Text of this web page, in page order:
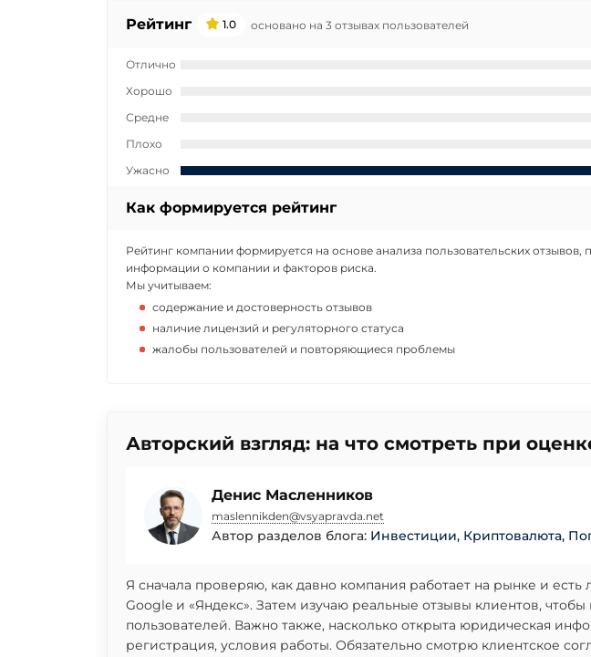
Рейтинг 1.0 основано на 3 отзывах пользователей
Отлично
Хорошо
Средне
Плохо
Ужасно
Как формируется рейтинг
Рейтинг компании формируется на основе анализа пользовательских отзывов,
информации о компании и факторов риска.
Мы учитываем:
содержание и достоверность отзывов
наличие лицензий и регуляторного статуса
жалобы пользователей и повторяющиеся проблемы
Авторский взгляд: на что смотреть при
Денис Масленников
maslennikden@vsyapravda.net
Автор разделов блога: Инвестиции, Криптовалюта,
Я сначала проверяю, как давно компания работает на рынке и
Google и «Яндекс». Затем изучаю реальные отзывы клиентов, чтобы
пользователей. Важно также, насколько открыта юридическая
регистрация, условия работы. Обязательно смотрю клиентское